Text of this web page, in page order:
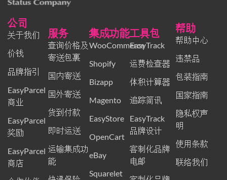
公司
关于我们
价钱
品牌指引
EasyParcel
商业
EasyParcel
奖励
EasyParcel
商店
服务
查询价格及
寄送包裹
国内寄送
国外寄送
货到付款
即时运送
运输集成功
能
集成功能
WooCommerce
Shopify
Bizapp
Magento
EasyStore
OpenCart
eBay
Squarelet
工具包
EasyTrack
运费检查器
体积计算器
追踪简讯
EasyTrack
品牌设计
客制化品牌
电邮
帮助
帮助中心
违禁品
包装指南
国家指南
隐私权声
明
使用条款
联络我们